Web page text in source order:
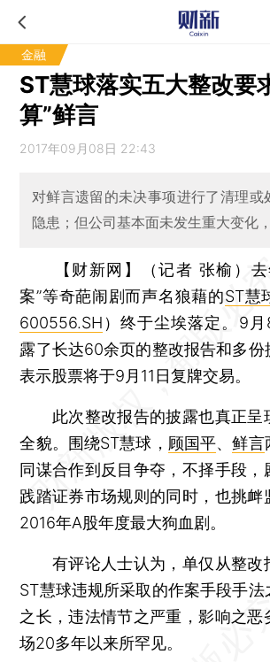
金融
ST慧球落实五大整改要
算”鲜言
2017年09月08日 22:43
对鲜言遗留的未决事项进行了清理或
隐患；但公司基本面未发生重大变化
【财新网】（记者 张榆）
案”等奇葩闹剧而声名狼藉的ST慧
600556.SH ）终于尘埃落定。9
露了长达60余页的整改报告和多份
表示股票将于9月11日复牌交易。
此次整改报告的披露也真正呈
全貌。围绕ST慧球， 顾国平、鲜言
同谋合作到反目争夺，不择手段，
践踏证券市场规则的同时，也挑衅
2016年A股年度最大狗血剧。
有评论人士认为，单仅从整改
ST慧球违规所采取的作案手段手
之长，违法情节之严重，影响之恶
场20多年以来所罕见。